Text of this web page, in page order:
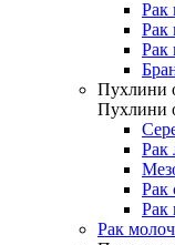
Рак
Рак
Рак
Пухлини
Пухлини
Рак
Рак
Рак
Рак